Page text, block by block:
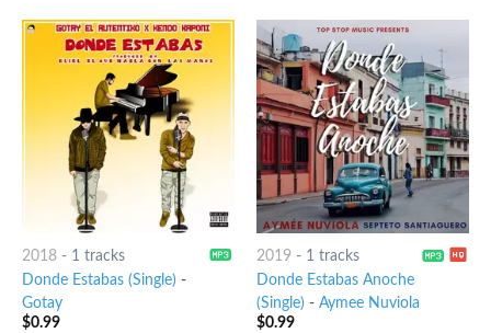
2018- 1 tracks
Donde Estabas (Single) -
Gotay
$0.99
2019 - 1 tracks
Donde Estabas Anoche
(Single) - Aymee Nuviola
$0.99